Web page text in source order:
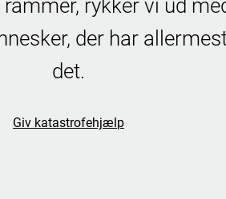
rykker vi ud
der har
det.
Giv katastrofehjælp